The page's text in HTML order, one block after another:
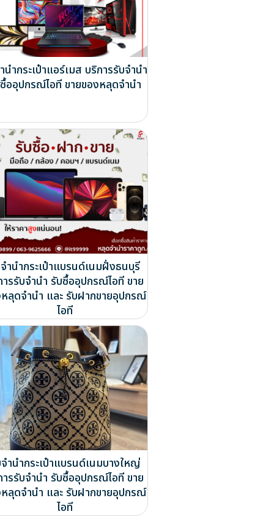
นำกระเป๋าแอร์เมส บริการรับจำนำ
ออุปกรณ์ไอที ขายของหลุดจำนำ
ำนำกระเป๋าแบรนด์เนมฝั่งธนบุรี
รรับจำนำ รับซื้ออุปกรณ์ไอที ขาย
ลุดจำนำ และ รับฝากขายอุปกรณ์
ไอที
ำนำกระเป๋าแบรนด์เนมบางใหญ่
รรับจำนำ รับซื้ออุปกรณ์ไอที ขาย
ลุดจำนำ และ รับฝากขายอุปกรณ์
ไอที